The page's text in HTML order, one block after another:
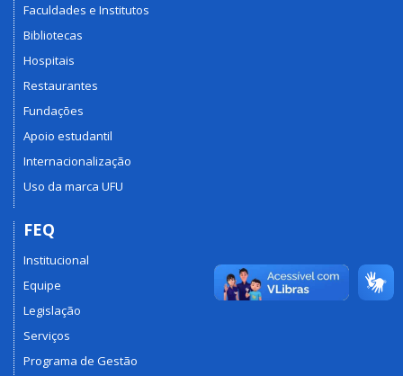
Faculdades e Institutos
Bibliotecas
Hospitais
Restaurantes
Fundações
Apoio estudantil
Internacionalização
Uso da marca UFU
FEQ
Institucional
Equipe
Legislação
Serviços
Programa de Gestão